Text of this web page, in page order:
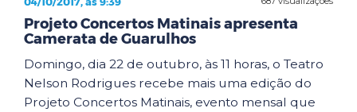
Projeto Concertos Matinais apresenta
Camerata de Guarulhos
Domingo, dia 22 de outubro, às 11 horas, o Teatro
Nelson Rodrigues recebe mais uma edição do
Projeto Concertos Matinais, evento mensal que